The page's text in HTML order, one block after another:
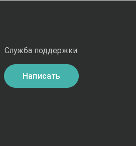
Служба поддержки:
Написать